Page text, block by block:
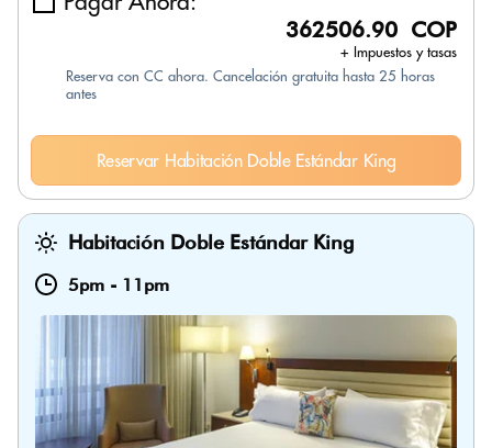
362506.90 COP
+ Impuestos y tasas
Reserva con CC ahora. Cancelación gratuita hasta 25 horas
antes
Reservar Habitación Doble Estándar King
Habitación Doble Estándar King
5pm - 11pm